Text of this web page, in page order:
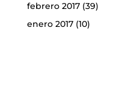
febrero 2017(39)
enero 2017(10)